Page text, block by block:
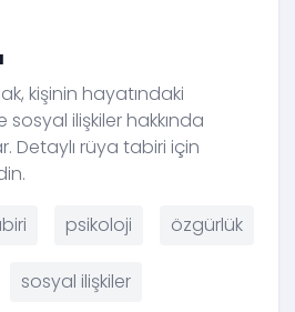
kişinin hayatındaki
ilişkiler hakkında
Detaylı rüya tabiri için
psikoloji özgürlük
sosyal ilişkiler